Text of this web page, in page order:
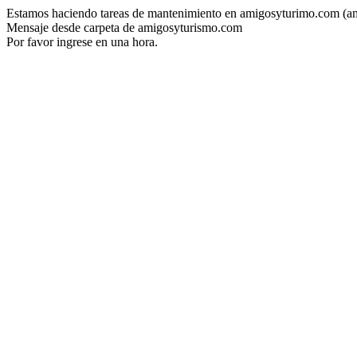
Estamos haciendo tareas de mantenimiento en amigosyturimo.com
Mensaje desde carpeta de amigosyturismo.com
Por favor ingrese en una hora.